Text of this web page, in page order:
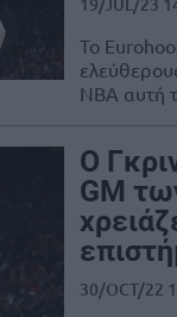
Το
ΝΒΑ αυτή
Ο
GM
30/OCT/22